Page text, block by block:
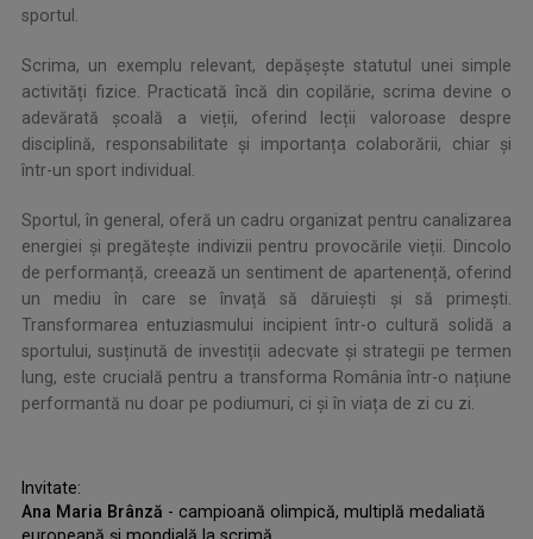
sportul.
Scrima, un exemplu relevant, depășește statutul unei simple
activități fizice. Practicată încă din copilărie, scrima devine o
adevărată școală a vieții, oferind lecții valoroase despre
disciplină, responsabilitate și importanța colaborării, chiar și
într-un sport individual.
Sportul, în general, oferă un cadru organizat pentru canalizarea
energiei și pregătește indivizii pentru provocările vieții. Dincolo
de performanță, creează un sentiment de apartenență, oferind
un mediu în care se învață să dăruiești și să primești.
Transformarea entuziasmului incipient într-o cultură solidă a
sportului, susținută de investiții adecvate și strategii pe termen
lung, este crucială pentru a transforma România într-o națiune
performantă nu doar pe podiumuri, ci și în viața de zi cu zi.
Invitate:
Ana Maria Brânză - campioană olimpică, multiplă medaliată